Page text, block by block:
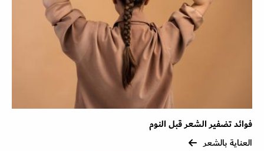
فوائد تضفير الشعر قبل النوم
العناية بالشعر